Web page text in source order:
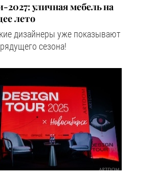
2027: уличная мебель на
лето
дизайнеры уже показывают
сезона!